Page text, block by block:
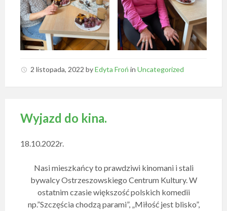
2 listopada, 2022 byEdyta Froń in Uncategorized
Wyjazd do kina.
18.10.2022r.
Nasi mieszkańcy to prawdziwi kinomani i stali
bywalcy Ostrzeszowskiego Centrum Kultury. W
ostatnim czasie większość polskich komedii
np.”Szczęścia chodzą parami”, „Miłość jest blisko”,